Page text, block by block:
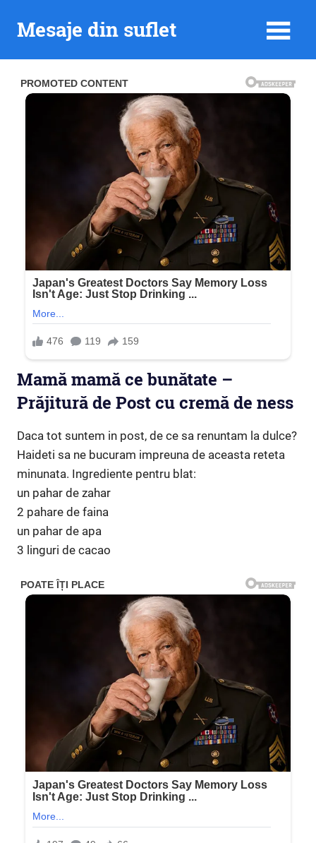
Mesaje din suflet
Mamă mamă ce bunătate –
Prăjitură de Post cu cremă de ness
Daca tot suntem in post, de ce sa renuntam la dulce?
Haideti sa ne bucuram impreuna de aceasta reteta
minunata. Ingrediente pentru blat:
un pahar de zahar
2 pahare de faina
un pahar de apa
3 linguri de cacao